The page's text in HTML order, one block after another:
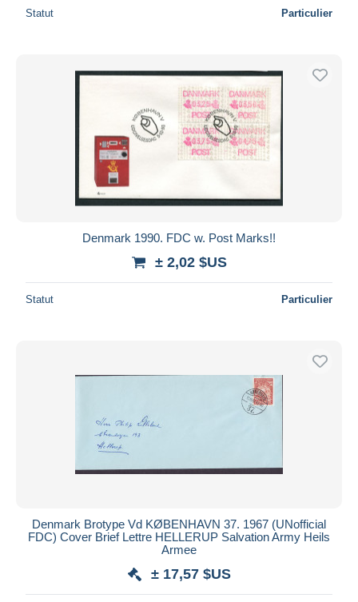
Statut Particulier
Denmark 1990. FDC w. Post Marks!!
± 2,02 $US
Statut Particulier
Denmark Brotype Vd KØBENHAVN 37. 1967 (UNofficial
FDC) Cover Brief Lettre HELLERUP Salvation Army Heils
Armee
± 17,57 $US